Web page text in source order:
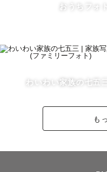
ぜひ、皆様の大切な瞬間を
💠社内上位10％TOPカメ
おうちフォト
わいわい家族の七五三
も